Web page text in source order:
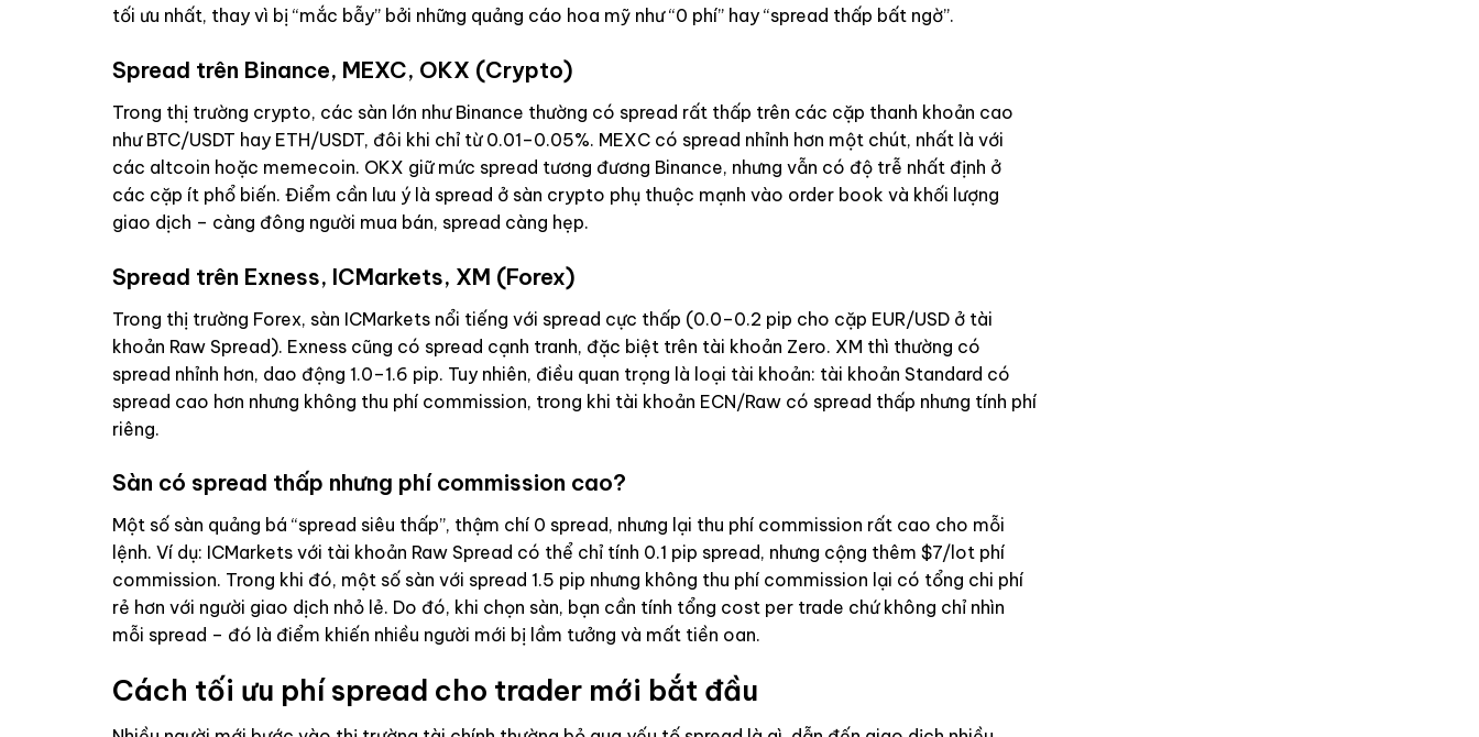
tối ưu nhất, thay vì bị “mắc bẫy” bởi những quảng cáo hoa mỹ như “0 phí” hay “spread thấp bất ngờ”.
Spread trên Binance, MEXC, OKX (Crypto)
Trong thị trường crypto, các sàn lớn như Binance thường có spread rất thấp trên các cặp thanh khoản cao
như BTC/USDT hay ETH/USDT, đôi khi chỉ từ 0.01–0.05%. MEXC có spread nhỉnh hơn một chút, nhất là với
các altcoin hoặc memecoin. OKX giữ mức spread tương đương Binance, nhưng vẫn có độ trễ nhất định ở
các cặp ít phổ biến. Điểm cần lưu ý là spread ở sàn crypto phụ thuộc mạnh vào order book và khối lượng
giao dịch – càng đông người mua bán, spread càng hẹp.
Spread trên Exness, ICMarkets, XM (Forex)
Trong thị trường Forex, sàn ICMarkets nổi tiếng với spread cực thấp (0.0–0.2 pip cho cặp EUR/USD ở tài
khoản Raw Spread). Exness cũng có spread cạnh tranh, đặc biệt trên tài khoản Zero. XM thì thường có
spread nhỉnh hơn, dao động 1.0–1.6 pip. Tuy nhiên, điều quan trọng là loại tài khoản: tài khoản Standard có
spread cao hơn nhưng không thu phí commission, trong khi tài khoản ECN/Raw có spread thấp nhưng tính phí
riêng.
Sàn có spread thấp nhưng phí commission cao?
Một số sàn quảng bá “spread siêu thấp”, thậm chí 0 spread, nhưng lại thu phí commission rất cao cho mỗi
lệnh. Ví dụ: ICMarkets với tài khoản Raw Spread có thể chỉ tính 0.1 pip spread, nhưng cộng thêm $7/lot phí
commission. Trong khi đó, một số sàn với spread 1.5 pip nhưng không thu phí commission lại có tổng chi phí
rẻ hơn với người giao dịch nhỏ lẻ. Do đó, khi chọn sàn, bạn cần tính tổng cost per trade chứ không chỉ nhìn
mỗi spread – đó là điểm khiến nhiều người mới bị lầm tưởng và mất tiền oan.
Cách tối ưu phí spread cho trader mới bắt đầu